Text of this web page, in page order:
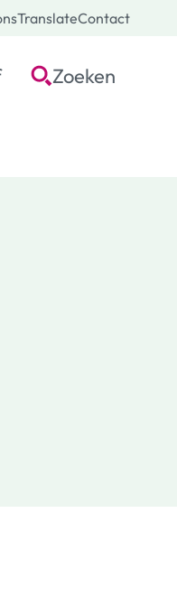
TranslateContact
Zoeken